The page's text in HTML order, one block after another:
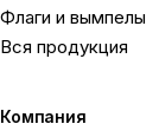
Флаги и вымпелы
Вся продукция
Компания